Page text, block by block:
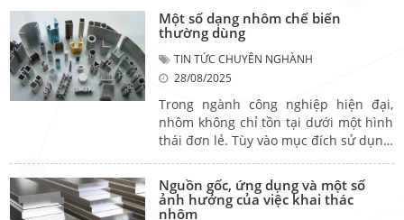
thiện với môi trường. Tuy nhiên, để
tăng cường độ bền, nâng cao tính
thẩm mỹ và bảo vệ bề mặt khỏi tác
động ăn mòn từ môi trường, mạ nhôm
là công đoạn không thể thiếu. Không
chỉ là một bước xử lý kỹ thuật, quá
trình này còn góp phần nâng cao giá
trị sử dụng và tuổi thọ của sản phẩm.
Một số dạng nhôm chế biến
thường dùng
TIN TỨC CHUYÊN NGHÀNH
28/08/2025
Trong ngành công nghiệp hiện đại,
nhôm không chỉ tồn tại dưới một hình
thái đơn lẻ. Tùy vào mục đích sử dụng,
dạng khác nhau, từ thanh nhôm định
hình, cuộn mỏng, đến dạng bột hoặc
phôi nguyên sinh. Mỗi dạng đều có
Nguồn gốc, ứng dụng và một số
ảnh hưởng của việc khai thác
nhôm